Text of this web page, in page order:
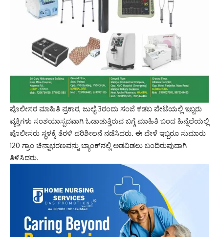
ಪೊಲೀಸರ ಮಾಹಿತಿ ಪ್ರಕಾರ, ಜುಲೈ 3ರಂದು ಸಂಜೆ ಕಡಬ ಪೇಟೆಯಲ್ಲಿ ಇಬ್ಬರು
ವ್ಯಕ್ತಿಗಳು ಸಂಶಯಾಸ್ಪದವಾಗಿ ಓಡಾಡುತ್ತಿರುವ ಬಗ್ಗೆ ಮಾಹಿತಿ ಬಂದ ಹಿನ್ನೆಲೆಯಲ್ಲಿ
ಪೊಲೀಸರು ಸ್ಥಳಕ್ಕೆ ತೆರಳಿ ಪರಿಶೀಲನೆ ನಡೆಸಿದರು. ಈ ವೇಳೆ ಇಬ್ಬರೂ ಸುಮಾರು
120 ಗ್ರಾಂ ಚಿನ್ನಾಭರಣವನ್ನು ಬ್ಯಾಂಕ್‌ನಲ್ಲಿ ಅಡವಿಡಲು ಬಂದಿರುವುದಾಗಿ
ತಿಳಿಸಿದರು.